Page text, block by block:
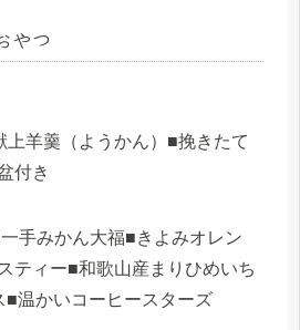
やつ
上羊羹（ようかん）■挽きたて
付き
手みかん大福■きよみオレン
ティー■和歌山産まりひめいち
■温かいコーヒースターズ